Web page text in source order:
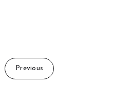
Previous